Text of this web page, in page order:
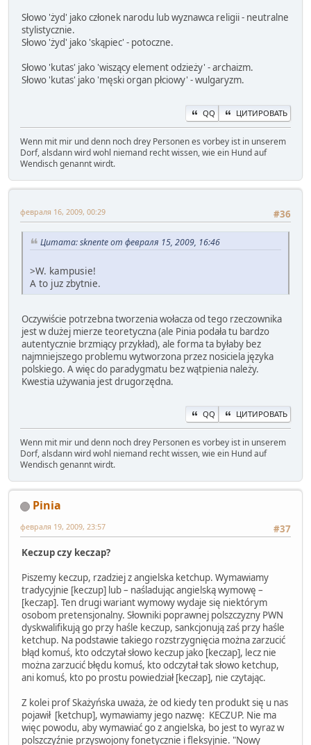
Słowo 'żyd' jako członek narodu lub wyznawca religii - neutralne
stylistycznie.
Słowo 'żyd' jako 'skąpiec' - potoczne.
Słowo 'kutas' jako 'wiszący element odzieży' - archaizm.
Słowo 'kutas' jako 'męski organ płciowy' - wulgaryzm.
QQ ЦИТИРОВАТЬ
Wenn mit mir und denn noch drey Personen es vorbey ist in unserem
Dorf, alsdann wird wohl niemand recht wissen, wie ein Hund auf
Wendisch genannt wirdt.
#36
февраля 16, 2009, 00:29
Цитата: sknente от февраля 15, 2009, 16:46
>W. kampusie!
A to juz zbytnie.
Oczywiście potrzebna tworzenia wołacza od tego rzeczownika
jest w dużej mierze teoretyczna (ale Pinia podała tu bardzo
autentycznie brzmiący przykład), ale forma ta byłaby bez
najmniejszego problemu wytworzona przez nosiciela języka
polskiego. A więc do paradygmatu bez wątpienia należy.
Kwestia używania jest drugorzędna.
QQ ЦИТИРОВАТЬ
Wenn mit mir und denn noch drey Personen es vorbey ist in unserem
Dorf, alsdann wird wohl niemand recht wissen, wie ein Hund auf
Wendisch genannt wirdt.
Pinia
#37
февраля 19, 2009, 23:57
Keczup czy keczap?
Piszemy keczup, rzadziej z angielska ketchup. Wymawiamy
tradycyjnie [keczup] lub – naśladując angielską wymowę –
[keczap]. Ten drugi wariant wymowy wydaje się niektórym
osobom pretensjonalny. Słowniki poprawnej polszczyzny PWN
dyskwalifikują go przy haśle keczup, sankcjonują zaś przy haśle
ketchup. Na podstawie takiego rozstrzygnięcia można zarzucić
błąd komuś, kto odczytał słowo keczup jako [keczap], lecz nie
można zarzucić błędu komuś, kto odczytał tak słowo ketchup,
ani komuś, kto po prostu powiedział [keczap], nie czytając.
Z kolei prof Skażyńska uważa, że od kiedy ten produkt się u nas
pojawił [ketchup], wymawiamy jego nazwę: KECZUP. Nie ma
więc powodu, aby wymawiać go z angielska, bo jest to wyraz w
polszczyźnie przyswojony fonetycznie i fleksyjnie. "Nowy